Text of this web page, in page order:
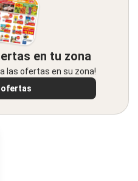
en tu zona
las ofertas en su zona!
ofertas